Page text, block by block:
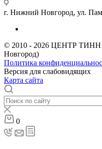
г. Нижний Новгород, ул.
© 2010 - 2026 ЦЕНТР ТИНН
Новгород)
Политика
Версия для слабовидящих
Карта сайта
0